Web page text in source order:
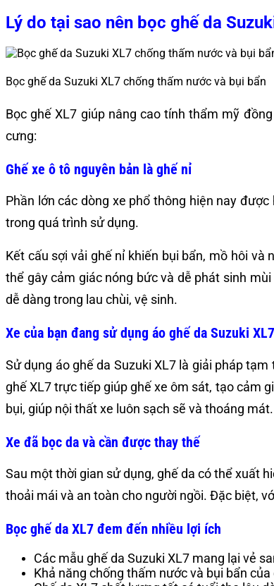
Lý do tại sao nên bọc ghế da
Bọc ghế da Suzuki XL7 chống thấm nước và bụi bẩn
Bọc ghế XL7 giúp nâng cao tính thẩm mỹ
cưng:
Ghế xe ô tô nguyên bản là ghế nỉ
Phần lớn các dòng xe phổ thông hiện nay
trong quá trình sử dụng.
Kết cấu sợi vải ghế nỉ khiến bụi bẩn, mồ hôi
thể gây cảm giác nóng bức và dễ phát sinh
dễ dàng trong lau chùi, vệ sinh.
Xe của bạn đang sử dụng áo ghế da Suzuki XL7
Sử dụng áo ghế da Suzuki XL7 là giải pháp
ghế XL7 trực tiếp giúp ghế xe ôm sát, tạo cảm
bụi, giúp nội thất xe luôn sạch sẽ và thoáng mát.
Xe đã bọc da và cần được thay thế
Sau một thời gian sử dụng, ghế da có thể xuất
thoải mái và an toàn cho người ngồi. Đặc biệt,
Bọc ghế da XL7 đem đến nhiều lợi ích
Các mẫu ghế da Suzuki XL7 mang lại vẻ
Khả năng chống thấm nước và bụi bẩn